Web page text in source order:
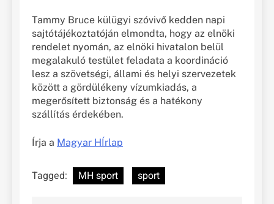
Tammy Bruce külügyi szóvivő kedden napi
sajtótájékoztatóján elmondta, hogy az elnöki
rendelet nyomán, az elnöki hivatalon belül
megalakuló testület feladata a koordináció
lesz a szövetségi, állami és helyi szervezetek
között a gördülékeny vízumkiadás, a
megerősített biztonság és a hatékony
szállítás érdekében.
Írja a Magyar HÍrlap
Tagged: MH sport sport